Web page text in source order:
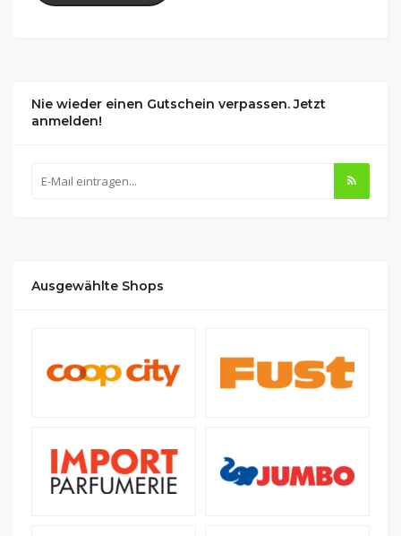
Nie wieder einen Gutschein verpassen. Jetzt
anmelden!
Ausgewählte Shops